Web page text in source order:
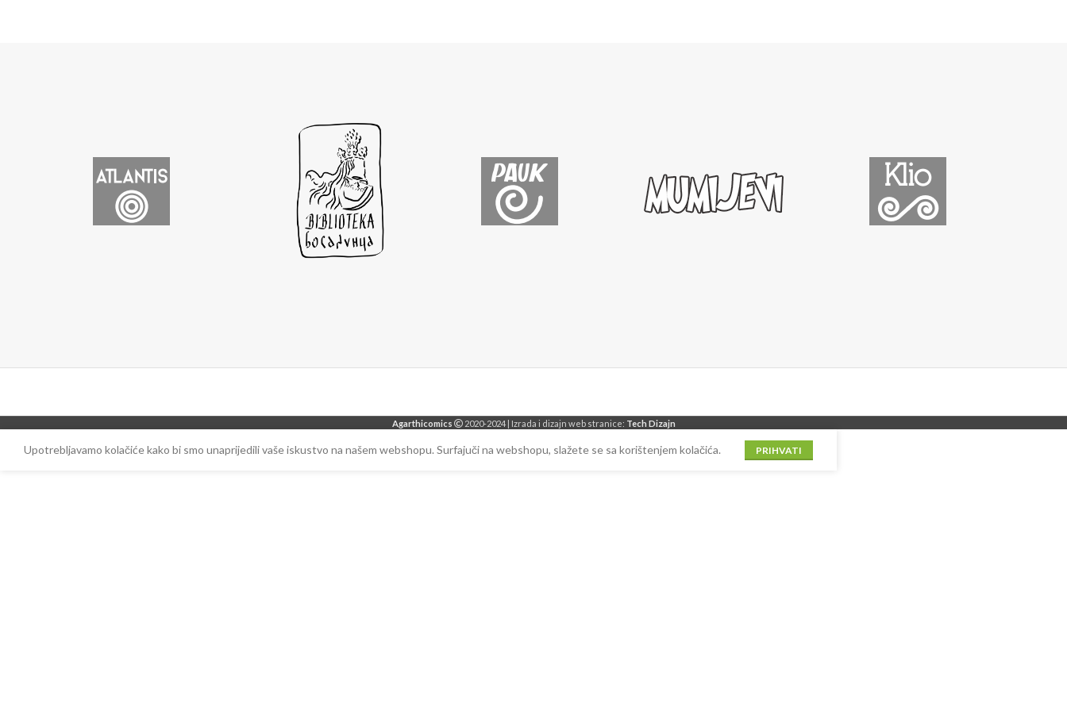
Agarthicomics 2020-2024 | Izrada i dizajn web stranice: Tech Dizajn
Upotrebljavamo kolačiće kako bi smo unaprijedili vaše iskustvo na našem webshopu. Surfajuči na webshopu, slažete se sa korištenjem kolačića. PRIHVATI